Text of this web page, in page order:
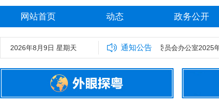
网站首页 动态 政务公开
2026年8月9日 星期天 通知公告
中共广东省委外事工作委员会办公室2025